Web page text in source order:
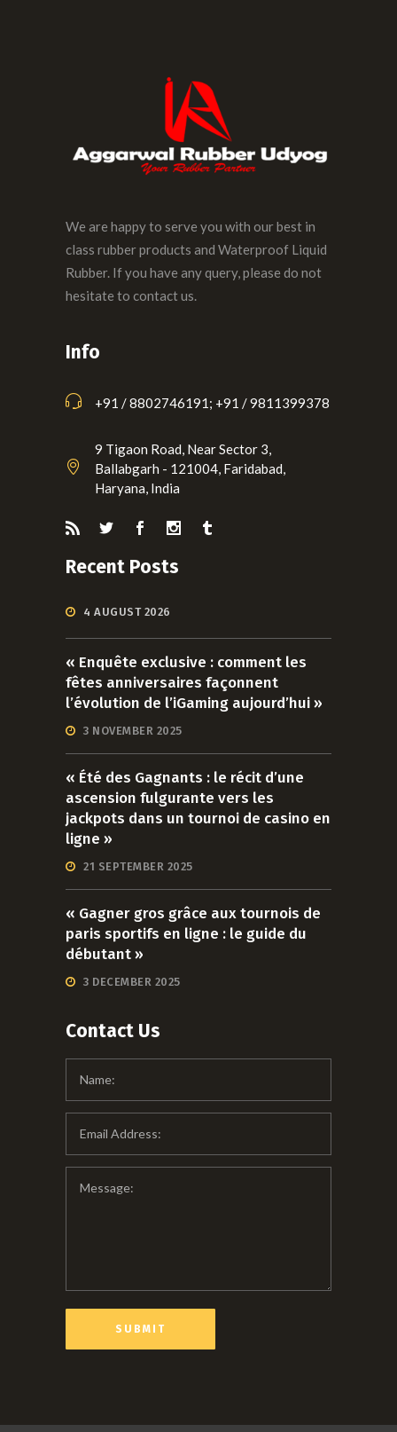
We are happy to serve you with our best in
class rubber products and Waterproof Liquid
Rubber. If you have any query, please do not
hesitate to contact us.
Info
+91 / 8802746191; +91 / 9811399378
9 Tigaon Road, Near Sector 3,
Ballabgarh - 121004, Faridabad,
Haryana, India
Recent Posts
4 AUGUST 2026
« Enquête exclusive : comment les
fêtes anniversaires façonnent
l’évolution de l’iGaming aujourd’hui »
3 NOVEMBER 2025
« Été des Gagnants : le récit d’une
ascension fulgurante vers les
jackpots dans un tournoi de casino en
ligne »
21 SEPTEMBER 2025
« Gagner gros grâce aux tournois de
paris sportifs en ligne : le guide du
débutant »
3 DECEMBER 2025
Contact Us